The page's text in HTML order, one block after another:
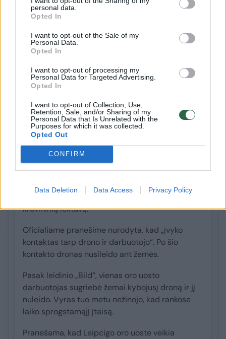
personal data.
Opted In
I want to opt-out of the Sale of my
Personal Data.
Opted In
I want to opt-out of processing my
Personal Data for Targeted Advertising.
Opted In
I want to opt-out of Collection, Use,
Retention, Sale, and/or Sharing of my
Personal Data that Is Unrelated with the
Purposes for which it was collected.
Opted Out
CONFIRM
Data Deletion Data Access Privacy Policy
amuniciją.
Jeigu ataka būtų pavykusi, oro uosto teritorijoje
galėjo nugriaudėti gerokai galingesnis sprogimas
nei tas, kurį būtų sukėlęs vien drono užtaisas.
Vienas iš krovininių „Antonov“ lėktuvų, prie kurių
rastas sprogmenimis užtaisytas dronas, buvo
Dokumente nurodoma, kad ši amunicija neseniai
buvo atgabenta iš Prancūzijos į Leipcigą ir turėjo
būti transportuojama toliau.
Vokietijos tyrėjų duomenimis, oro uosto
darbuotojai droną pastebėjo antradienį 23.42
val. Jis kybojo tarp dviejų Ukrainos valstybinei
bendrovei „Antonov Airlines“ priklausančių
krovininių lėktuvų.
Oficialiame pranešime nurodyta, kad „įvyko
kontaktas tarp drono ir darbuotojo“. Po šio
kontakto dronas nusileido ant žemės.
Pasak leidinio „Bild“, vienas oro uosto
darbuotojas sugriebė žemai kybojusį droną ir jį
nuleido. Vyras tuo metu nežinojo, kad rankose
laiko sprogstamąjį įtaisą.
Pranešama, kad Leipcigo oro uoste veikia